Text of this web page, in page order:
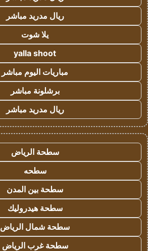
ريال مدريد مباشر
يلا شوت
yalla shoot
مباريات اليوم مباشر
برشلونة مباشر
ريال مدريد مباشر
سطحة الرياض
سطحه
سطحة بين المدن
سطحة هيدروليك
سطحة شمال الرياض
سطحة غرب الرياض